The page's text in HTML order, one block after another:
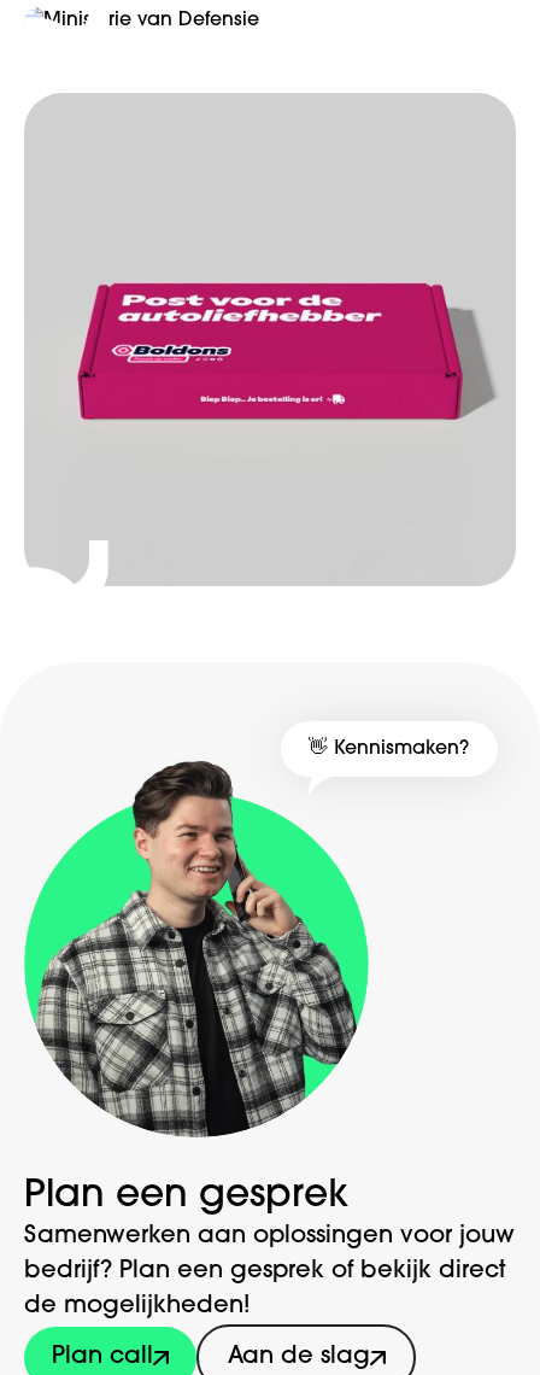
👋 Kennismaken?
Plan een gesprek
Samenwerken aan oplossingen voor jouw
bedrijf? Plan een gesprek of bekijk direct
de mogelijkheden!
Plan call Aan de slag